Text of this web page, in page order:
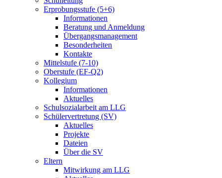
Erprobungsstufe (5+6)
Informationen
Beratung und Anmeldung
Übergangsmanagement
Besonderheiten
Kontakte
Mittelstufe (7-10)
Oberstufe (EF-Q2)
Kollegium
Informationen
Aktuelles
Schulsozialarbeit am LLG
Schülervertretung (SV)
Aktuelles
Projekte
Dateien
Über die SV
Eltern
Mitwirkung am LLG